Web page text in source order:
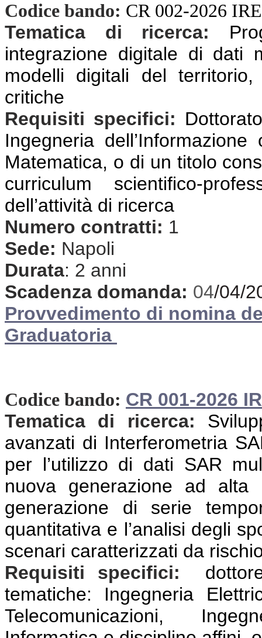
Codice bando: CR 002-2026
Tematica di ricerca:
integrazione digitale di dati
modelli digitali del territorio,
critiche
Requisiti specifici:
Ingegneria
Matematica, o di un titolo
curriculum scientifico-
dell’attività di ricerca
Numero contratti: 1
Sede: Napoli
Durata: 2 anni
Scadenza domanda: 04/04/
Provvedimento di nomina
Graduatoria
Codice bando: CR 001-2026
Tematica di ricerca:
avanzati di Interferometria
per l’utilizzo di dati SAR
nuova generazione ad alta
generazione di serie
quantitativa e l’analisi degli
scenari caratterizzati da
Requisiti specifici:
tematiche: Ingegneria
Telecomunicazioni,